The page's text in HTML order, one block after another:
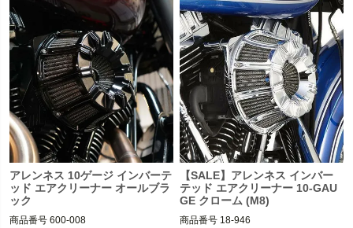
アレンネス 10ゲージ インバーテ
ッド エアクリーナー オールブラ
ック
商品番号 600-008
【SALE】アレンネス インバー
テッド エアクリーナー 10-GAU
GE クローム (M8)
商品番号 18-946